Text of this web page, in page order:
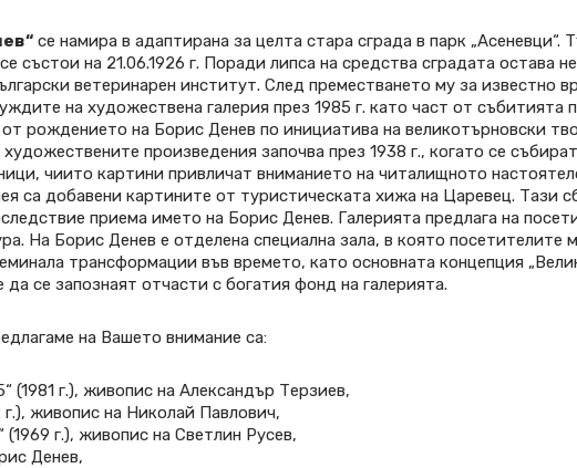
се намира в адаптирана за целта стара сграда в парк
състои на 21.06.1926 г. Поради липса на средства сградата остава
ветеринарен институт. След преместването му за известно
на художествена галерия през 1985 г. като част от
рождението на Борис Денев по инициатива на великотърновски
произведения започва през 1938 г., когато се
чиито картини привличат вниманието на читалищното
са добавени картините от туристическата хижа на Царевец. Тази
приема името на Борис Денев. Галерията предлага на
На Борис Денев е отделена специална зала, в която
трансформации във времето, като основната концепция
се запознаят отчасти с богатия фонд на галерията.
на Вашето внимание са:
(1981 г.), живопис на Александър Терзиев,
живопис на Николай Павлович,
г.), живопис на Светлин Русев,
Денев,